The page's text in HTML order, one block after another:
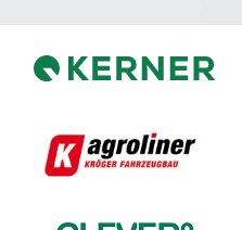
Kerner
Agroliner